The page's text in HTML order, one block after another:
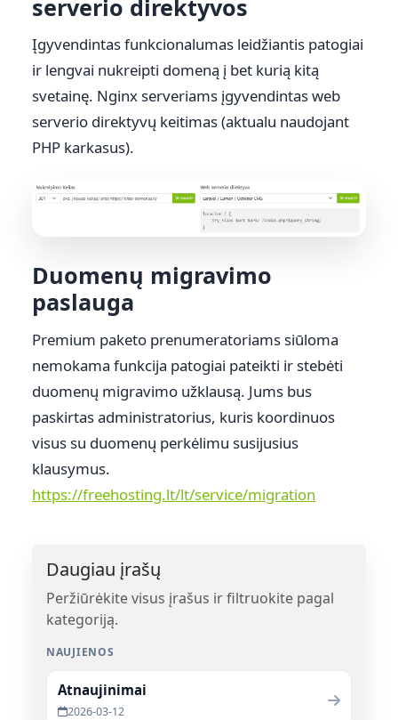
serverio direktyvos
Įgyvendintas funkcionalumas leidžiantis patogiai
ir lengvai nukreipti domeną į bet kurią kitą
svetainę. Nginx serveriams įgyvendintas web
serverio direktyvų keitimas (aktualu naudojant
PHP karkasus).
Duomenų migravimo
paslauga
Premium paketo prenumeratoriams siūloma
nemokama funkcija patogiai pateikti ir stebėti
duomenų migravimo užklausą. Jums bus
paskirtas administratorius, kuris koordinuos
visus su duomenų perkėlimu susijusius
klausymus.
https://freehosting.lt/lt/service/migration
Daugiau įrašų
Peržiūrėkite visus įrašus ir filtruokite pagal
kategoriją.
NAUJIENOS
Atnaujinimai
2026-03-12